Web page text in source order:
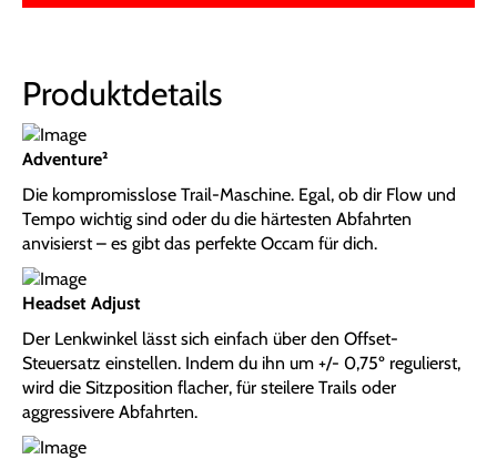
Produktdetails
Adventure²
Die kompromisslose Trail-Maschine. Egal, ob dir Flow und
Tempo wichtig sind oder du die härtesten Abfahrten
anvisierst – es gibt das perfekte Occam für dich.
Headset Adjust
Der Lenkwinkel lässt sich einfach über den Offset-
Steuersatz einstellen. Indem du ihn um +/- 0,75º regulierst,
wird die Sitzposition flacher, für steilere Trails oder
aggressivere Abfahrten.